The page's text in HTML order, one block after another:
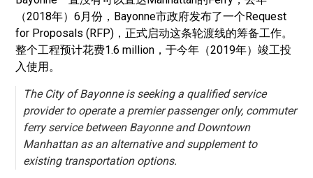
（2018年）6月份，Bayonne市政府发布了一个Request
for Proposals (RFP)，正式启动这条轮渡线的筹备工作。
整个工程预计花费1.6 million，于今年（2019年）竣工投
入使用。
The City of Bayonne is seeking a qualified service
provider to operate a premier passenger only, commuter
ferry service between Bayonne and Downtown
Manhattan as an alternative and supplement to
existing transportation options.